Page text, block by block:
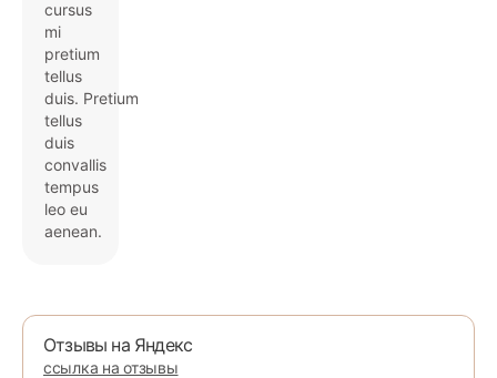
cursus
mi
pretium
tellus
duis. Pretium
tellus
duis
convallis
tempus
leo eu
aenean.
Отзывы на Яндекс
ссылка на отзывы